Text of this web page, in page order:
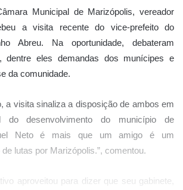
Municipal de Marizópolis, vereador
a visita recente do vice-prefeito do
Abreu. Na oportunidade, debateram
dentre eles demandas dos munícipes e
da comunidade.
a visita sinaliza a disposição de ambos em
do desenvolvimento do município de
Neto é mais que um amigo é um
lutas por Marizópolis.”, comentou.
aproveitou para dizer que seu gabinete,